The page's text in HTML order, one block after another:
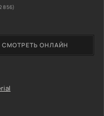
СМОТРЕТЬ ОНЛАЙН
856)